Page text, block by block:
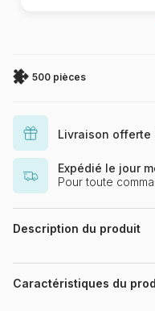
500 pièces
Livraison
Expédié le jour
Pour toute
Description du produit
Bonnie White
Caractéristiques du